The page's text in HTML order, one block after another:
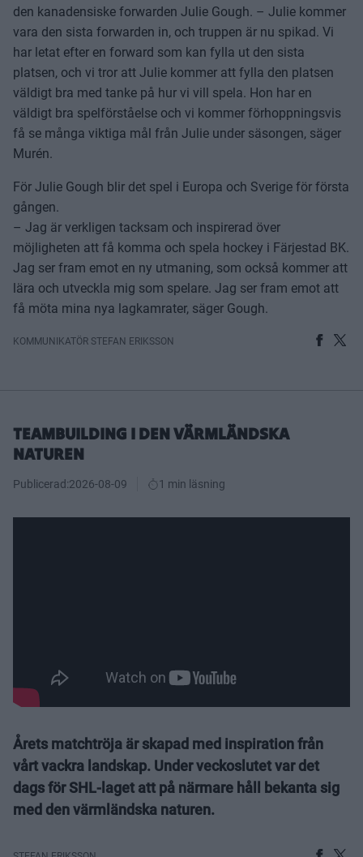
den kanadensiske forwarden Julie Gough. – Julie kommer
vara den sista forwarden in, och truppen är nu spikad. Vi
har letat efter en forward som kan fylla ut den sista
platsen, och vi tror att Julie kommer att fylla den platsen
väldigt bra med tanke på hur vi vill spela. Hon har en
väldigt bra spelförståelse och vi kommer förhoppningsvis
få se många viktiga mål från Julie under säsongen, säger
Murén.
För Julie Gough blir det spel i Europa och Sverige för första
gången.
– Jag är verkligen tacksam och inspirerad över
möjligheten att få komma och spela hockey i Färjestad BK.
Jag ser fram emot en ny utmaning, som också kommer att
lära och utveckla mig som spelare. Jag ser fram emot att
få möta mina nya lagkamrater, säger Gough.
KOMMUNIKATÖR STEFAN ERIKSSON
TEAMBUILDING I DEN VÄRMLÄNDSKA
NATUREN
Publicerad:2026-08-09 1 min läsning
Årets matchtröja är skapad med inspiration från
vårt vackra landskap. Under veckoslutet var det
dags för SHL-laget att på närmare håll bekanta sig
med den värmländska naturen.